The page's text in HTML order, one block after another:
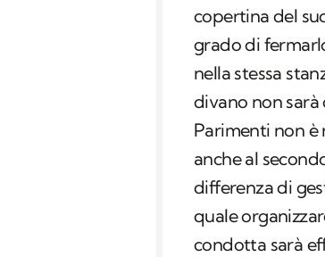
copertina del
grado di
nella stessa
divano non
Parimenti non è
anche al
differenza di
quale
condotta sarà